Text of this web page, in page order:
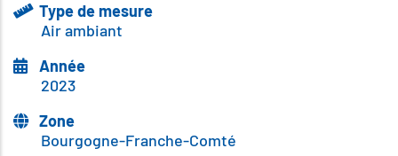
Type de mesure
Air ambiant
Année
2023
Zone
Bourgogne-Franche-Comté